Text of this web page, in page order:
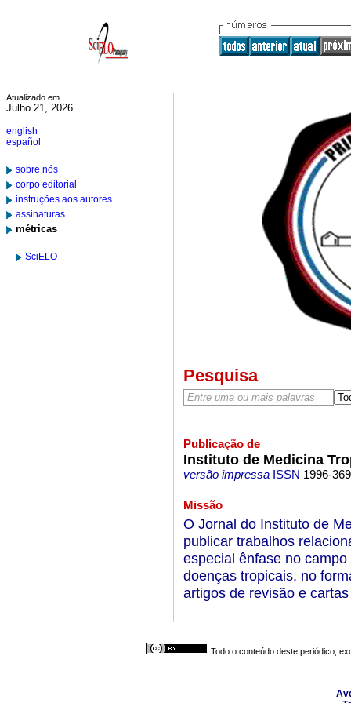
Atualizado em
Julho 21, 2026
english
español
sobre nós
corpo editorial
instruções aos autores
assinaturas
métricas
SciELO
Pesquisa
Publicação de
Instituto de Medicina
versão impressaISSN 1996-
Missão
O Jornal do Instituto de
publicar trabalhos
especial ênfase no
doenças tropicais, no
artigos de revisão e
Todo o conteúdo deste periódico,